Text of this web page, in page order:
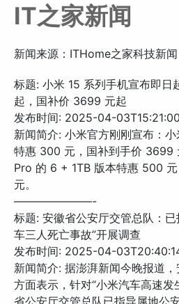
IT之家新闻
新闻来源：ITHome之家科技新闻
标题: 小米 15 系列手机宣布即日
起，国补价 3699 元起
发布时间: 2025-04-
新闻简介: 小米官方刚刚宣布：
特惠 300 元，国补到手价 3699
Pro 的 6 + 1TB 版本特惠 500
元。
———————-
标题: 安徽省公安厅交管总队：
车三人死亡事故”开展调查
发布时间: 2025-04-
新闻简介: 据澎湃新闻今晚报道
方面表示，针对“小米汽车高速发